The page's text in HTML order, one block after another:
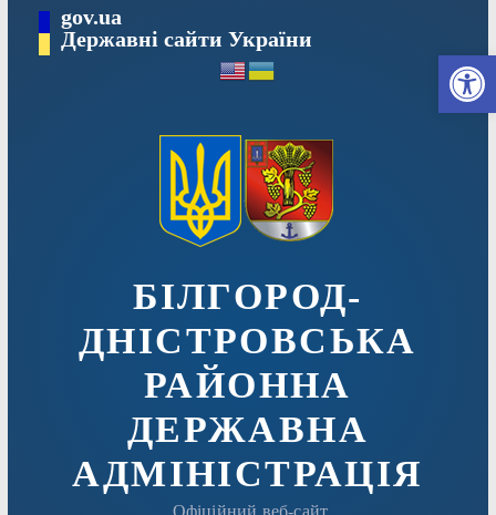
вмісту
gov.ua
Державні сайти України
БІЛГОРОД-
ДНІСТРОВСЬКА
РАЙОННА
ДЕРЖАВНА
АДМІНІСТРАЦІЯ